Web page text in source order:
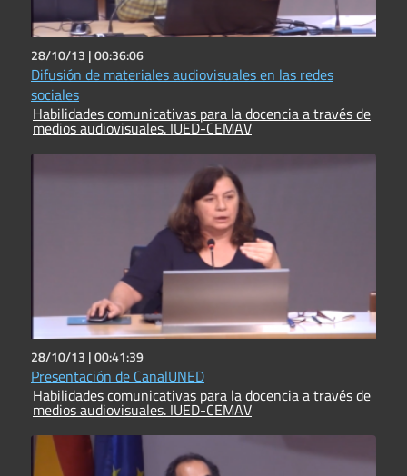
28/10/13 |00:36:06
Difusión de materiales audiovisuales en las redes
sociales
Habilidades comunicativas para la docencia a través de
medios audiovisuales. IUED-CEMAV
28/10/13 |00:41:39
Presentación de CanalUNED
Habilidades comunicativas para la docencia a través de
medios audiovisuales. IUED-CEMAV